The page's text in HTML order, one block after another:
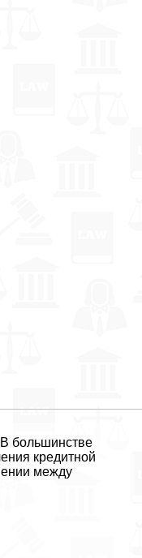
большинстве
кредитной
между